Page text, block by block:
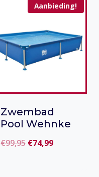
Aanbieding!
Zwembad
Pool Wehnke
€99,95 Oorspronkelijke
€74,99Huidige